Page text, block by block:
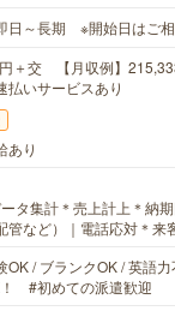
日～長期 ※開始日はご
＋交 【月収例】
払いサービスあり
あり
タ集計＊売上計上＊納
管など）｜電話応対＊
OK / ブランクOK / 英語
#初めての派遣歓迎